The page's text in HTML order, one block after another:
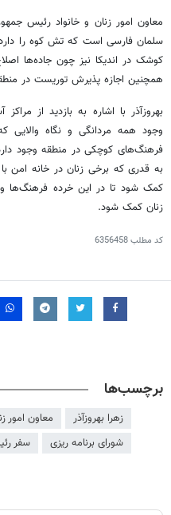
معاون امور زنان و خانوادرئیس
سلمان فارسی است که تشکوه را
کوشک در اندیکا نیز چون جاده‌ها
همچنین اجازه پذیرش توریست در
بهروزآذر با اشاره به بازدید از
وجود همه مردانگی و نگاه والایی
فرهنگ‌های کوچکی در منطقه وجود
به قدری که برخی زنان در خانه امن
کمک شود تا در این خرده فرهنگ‌ها
زنان کمک شود.
کد مطلب6356458
برچسب‌ها
زهرا بهروزآذر
معاون امور
شورای برنامه ریزی
سفر